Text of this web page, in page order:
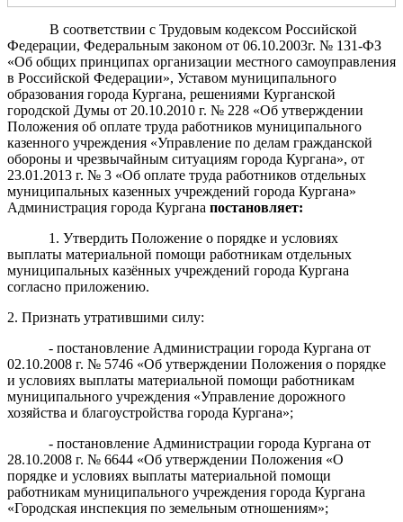
В соответствии с Трудовым кодексом Российской
Федерации, Федеральным законом от 06.10.2003г. № 131-ФЗ
«Об общих принципах организации местного самоуправления
в Российской Федерации», Уставом муниципального
образования города Кургана, решениями Курганской
городской Думы от 20.10.2010 г. № 228 «Об утверждении
Положения об оплате труда работников муниципального
казенного учреждения «Управление по делам гражданской
обороны и чрезвычайным ситуациям города Кургана», от
23.01.2013 г. № 3 «Об оплате труда работников отдельных
муниципальных казенных учреждений города Кургана»
Администрация города Кургана постановляет:
1. Утвердить Положение о порядке и условиях
выплаты материальной помощи работникам отдельных
муниципальных казённых учреждений города Кургана
согласно приложению.
2. Признать утратившими силу:
- постановление Администрации города Кургана от
02.10.2008 г. № 5746 «Об утверждении Положения о порядке
и условиях выплаты материальной помощи работникам
муниципального учреждения «Управление дорожного
хозяйства и благоустройства города Кургана»;
- постановление Администрации города Кургана от
28.10.2008 г. № 6644 «Об утверждении Положения «О
порядке и условиях выплаты материальной помощи
работникам муниципального учреждения города Кургана
«Городская инспекция по земельным отношениям»;